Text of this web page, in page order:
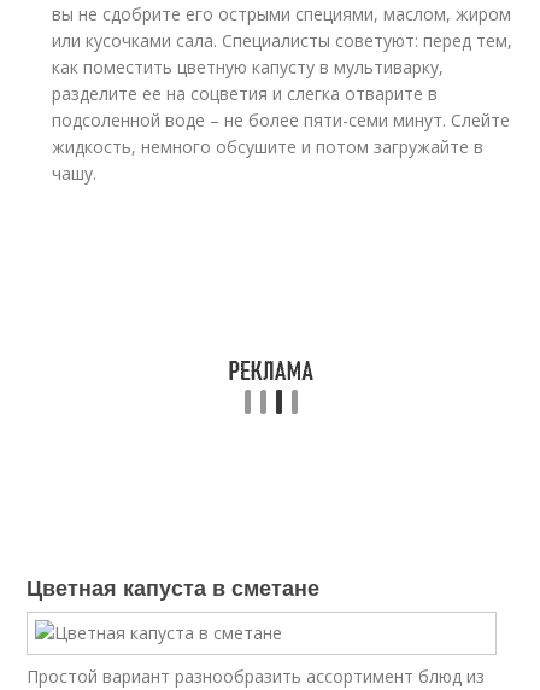
вы не сдобрите его острыми специями, маслом, жиром
или кусочками сала. Специалисты советуют: перед тем,
как поместить цветную капусту в мультиварку,
разделите ее на соцветия и слегка отварите в
подсоленной воде – не более пяти-семи минут. Слейте
жидкость, немного обсушите и потом загружайте в
чашу.
Цветная капуста в сметане
Простой вариант разнообразить ассортимент блюд из